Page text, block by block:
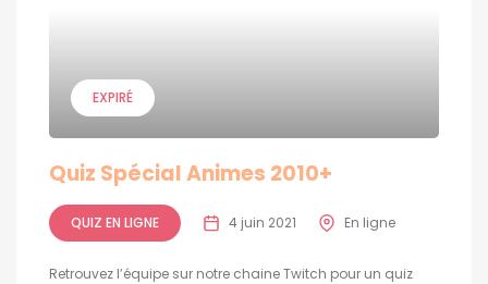
EXPIRÉ
Quiz Spécial Animes 2010+
QUIZ EN LIGNE 4 juin 2021 En ligne
Retrouvez l’équipe sur notre chaine Twitch pour un quiz